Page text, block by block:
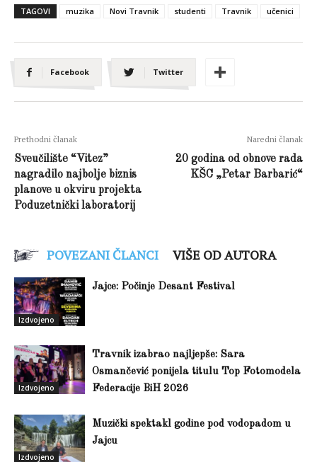
TAGOVI muzika Novi Travnik studenti Travnik učenici
Facebook Twitter
Prethodni članak
Sveučilište “Vitez”
nagradilo najbolje biznis
planove u okviru projekta
Poduzetnički laboratorij
Naredni članak
20 godina od obnove rada
KŠC „Petar Barbarić“
POVEZANI ČLANCI VIŠE OD AUTORA
Izdvojeno
Jajce: Počinje Desant Festival
Izdvojeno
Travnik izabrao najljepše: Sara
Osmančević ponijela titulu Top Fotomodela
Federacije BiH 2026
Izdvojeno
Muzički spektakl godine pod vodopadom u
Jajcu